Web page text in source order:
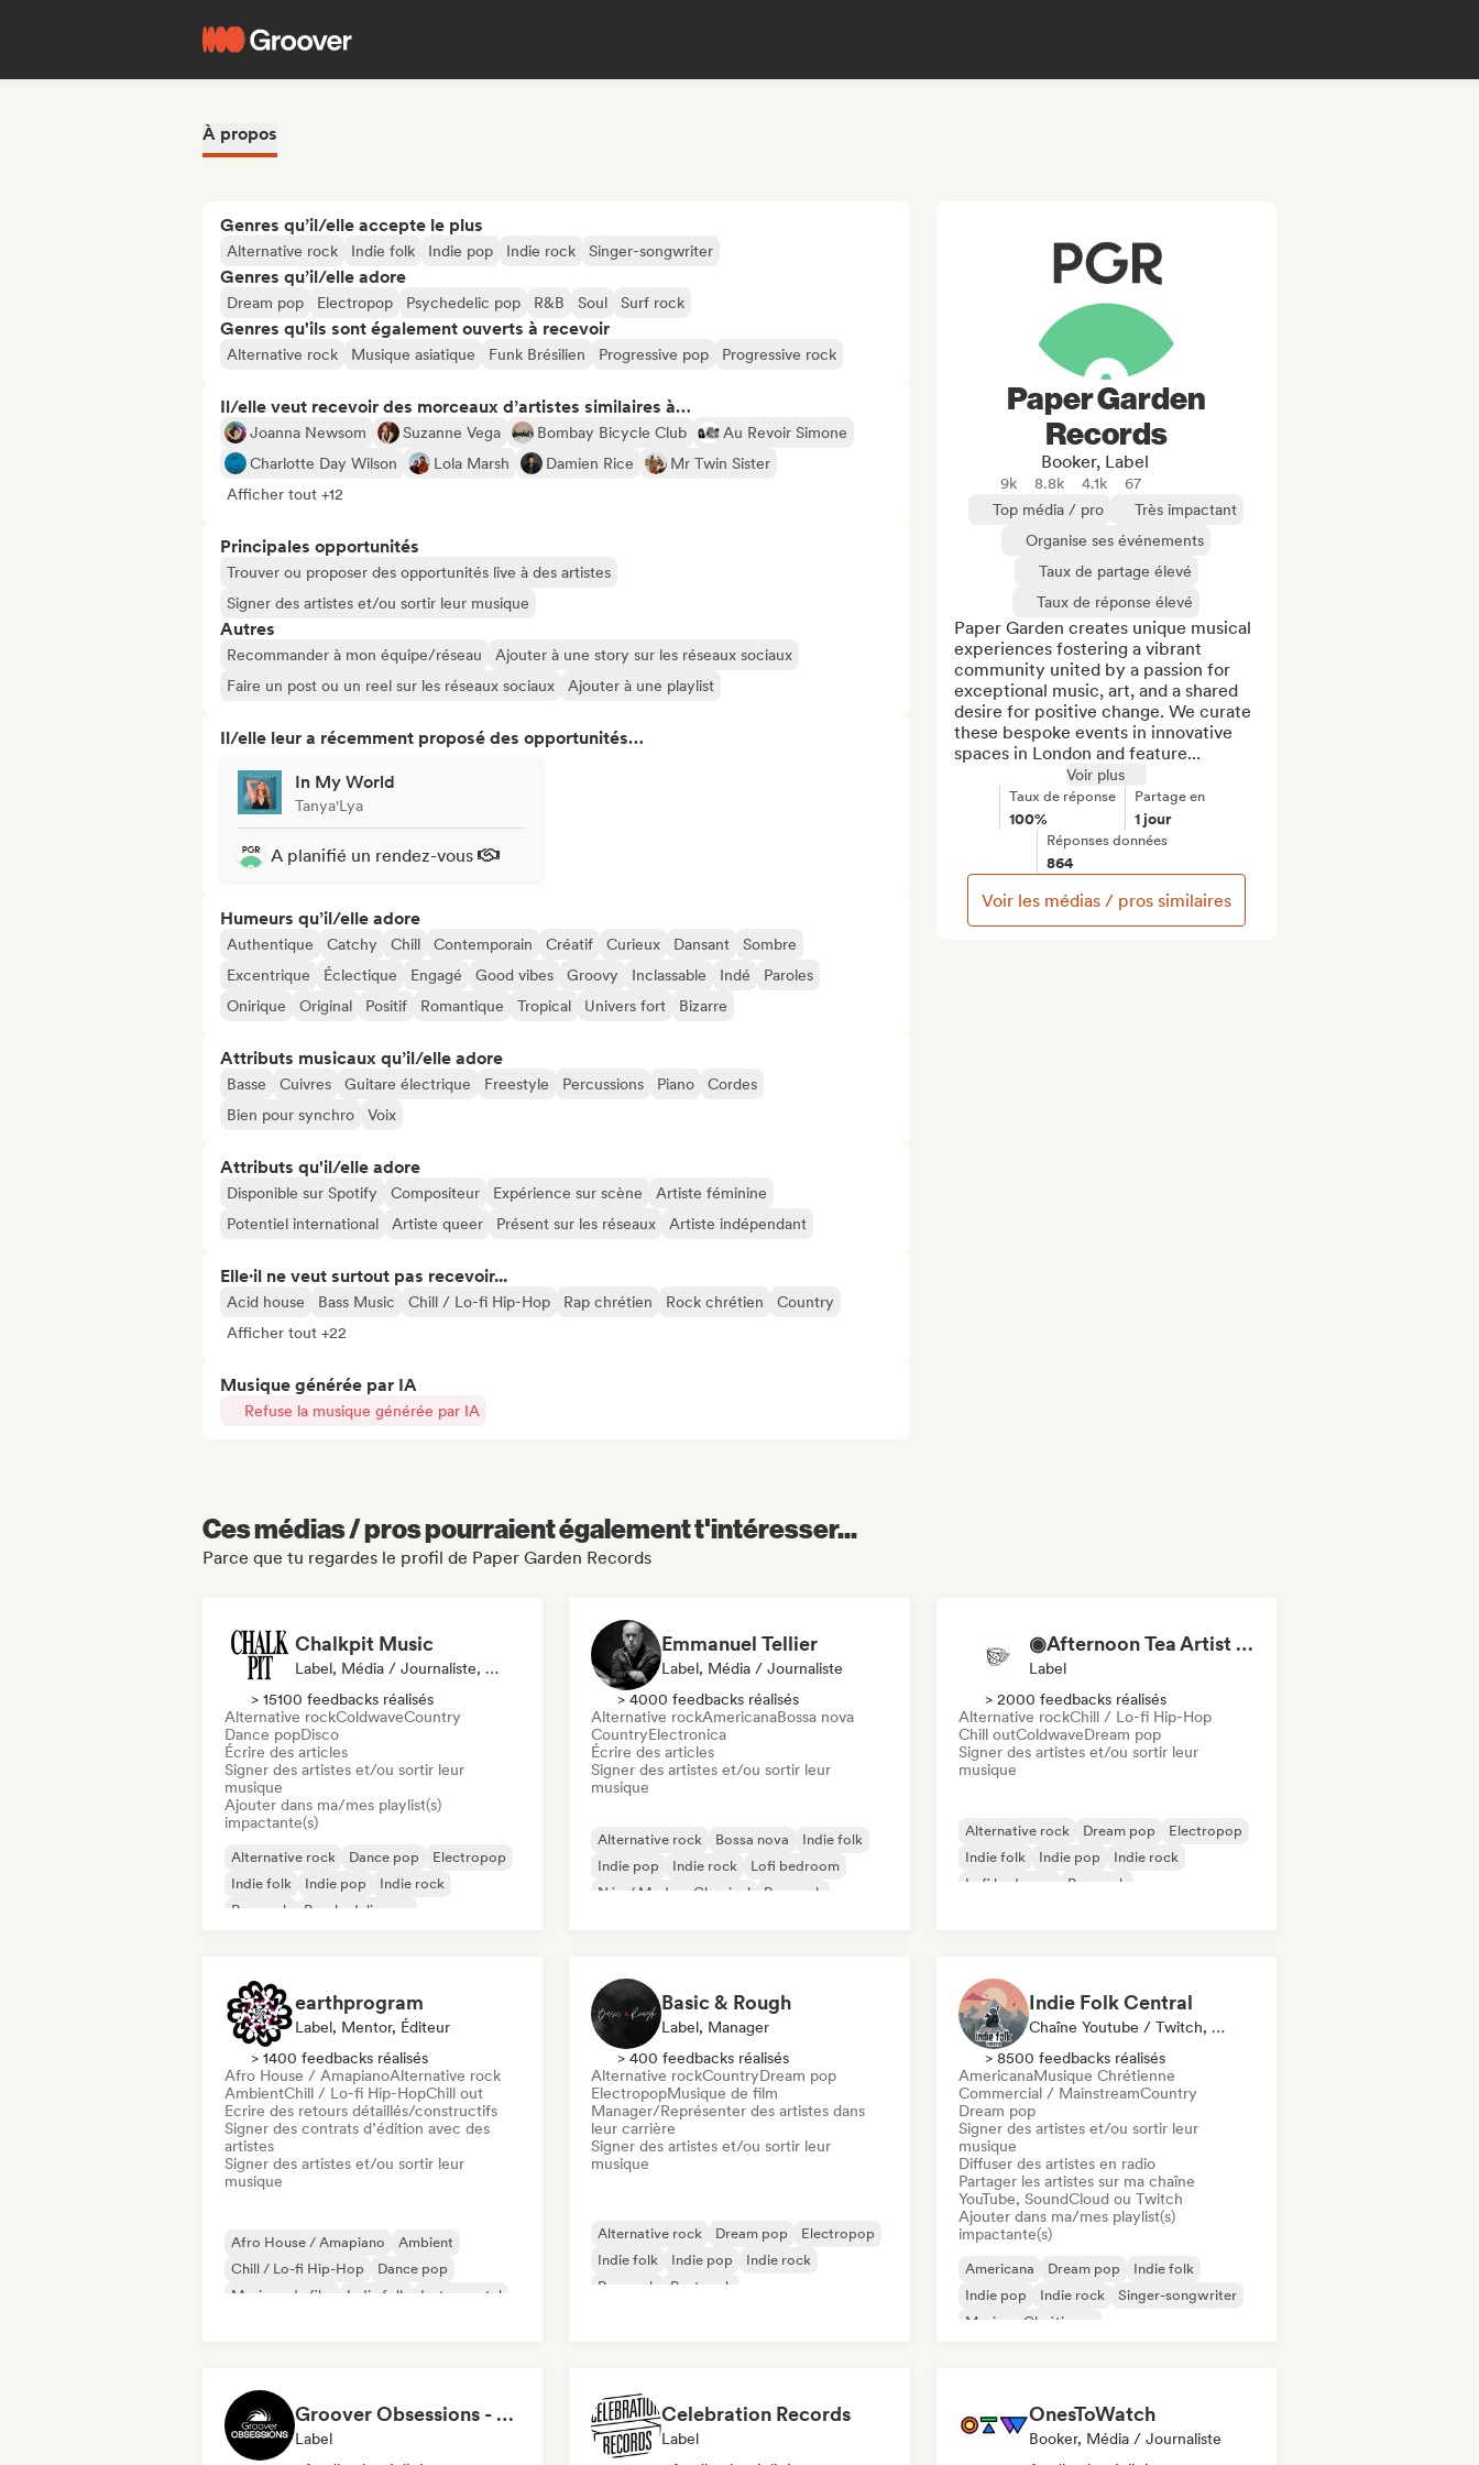
À propos
Genres qu’il/elle accepte le plus
Alternative rock Indie folk Indie pop Indie rock Singer-songwriter
Genres qu’il/elle adore
Dream pop Electropop Psychedelic pop R&B Soul Surf rock
Genres qu'ils sont également ouverts à recevoir
Alternative rock Musique asiatique Funk Brésilien Progressive pop Progressive rock
Il/elle veut recevoir des morceaux d’artistes similaires à…
Joanna Newsom Suzanne Vega Bombay Bicycle Club
Au Revoir Simone
Charlotte Day Wilson
Lola Marsh Damien Rice
Mr Twin Sister
Afficher tout +12
Principales opportunités
Trouver ou proposer des opportunités live à des artistes
Signer des artistes et/ou sortir leur musique
Autres
Recommander à mon équipe/réseau
Ajouter à une story sur les réseaux sociaux
Faire un post ou un reel sur les réseaux sociaux
Ajouter à une playlist
Il/elle leur a récemment proposé des opportunités…
In My World
Tanya'Lya
A planifié un rendez-vous
Humeurs qu’il/elle adore
Authentique Catchy Chill Contemporain Créatif Curieux Dansant
Sombre
Excentrique
Éclectique Engagé Good vibes Groovy Inclassable Indé
Paroles
Onirique
Original Positif Romantique Tropical Univers fort Bizarre
Attributs musicaux qu’il/elle adore
Basse Cuivres Guitare électrique Freestyle Percussions Piano
Cordes
Bien pour synchro
Voix
Attributs qu'il/elle adore
Disponible sur Spotify Compositeur Expérience sur scène
Artiste féminine
Potentiel international
Artiste queer Présent sur les réseaux Artiste indépendant
Elle·il ne veut surtout pas recevoir...
Acid house Bass Music Chill / Lo-fi Hip-Hop Rap chrétien Rock chrétien
Country
Afficher tout +22
Musique générée par IA
Refuse la musique générée par IA
Paper Garden
Records
Booker, Label
9k 8.8k 4.1k
67
Top média / pro
Très impactant
Organise ses événements
Taux de partage élevé
Taux de réponse élevé
Paper Garden creates unique musical
experiences fostering a vibrant
community united by a passion for
exceptional music, art, and a shared
desire for positive change. We curate
these bespoke events in innovative
spaces in London and feature...
Voir plus
Taux de réponse
100%
Partage en
1 jour
Réponses données
864
Voir les médias / pros similaires
Ces médias / pros pourraient également t'intéresser...
Parce que tu regardes le profil de Paper Garden Records
Chalkpit Music
Label, Média / Journaliste, Playlist
> 15100 feedbacks réalisés
Alternative rockColdwaveCountry
Dance popDisco
Écrire des articles
Signer des artistes et/ou sortir leur
musique
Ajouter dans ma/mes playlist(s)
impactante(s)
Alternative rock Dance pop
Electropop
Indie folk
Indie pop
Indie rock
Pop rock
Psychedelic pop
Emmanuel Tellier
Label, Média / Journaliste
> 4000 feedbacks réalisés
Alternative rockAmericanaBossa nova
CountryElectronica
Écrire des articles
Signer des artistes et/ou sortir leur
musique
Alternative rock Bossa nova
Indie folk
Indie pop
Indie rock
Lofi bedroom
Néo / Modern Classical
Pop rock
◉Afternoon Tea Artist Collective + Record Label◉
Label
> 2000 feedbacks réalisés
Alternative rockChill / Lo-fi Hip-Hop
Chill outColdwaveDream pop
Signer des artistes et/ou sortir leur
musique
Alternative rock Dream pop
Electropop
Indie folk
Indie pop
Indie rock
Lofi bedroom
Pop rock
earthprogram
Label, Mentor, Éditeur
> 1400 feedbacks réalisés
Afro House / AmapianoAlternative rock
AmbientChill / Lo-fi Hip-HopChill out
Ecrire des retours détaillés/constructifs
Signer des contrats d’édition avec des
artistes
Signer des artistes et/ou sortir leur
musique
Afro House / Amapiano
Ambient
Chill / Lo-fi Hip-Hop
Dance pop
Musique de film
Indie folk
Instrumental
Basic & Rough
Label, Manager
> 400 feedbacks réalisés
Alternative rockCountryDream pop
ElectropopMusique de film
Manager/Représenter des artistes dans
leur carrière
Signer des artistes et/ou sortir leur
musique
Alternative rock Dream pop
Electropop
Indie folk
Indie pop
Indie rock
Pop rock
Post rock
Indie Folk Central
Chaîne Youtube / Twitch, Label, Playlist, Radio
> 8500 feedbacks réalisés
AmericanaMusique Chrétienne
Commercial / MainstreamCountry
Dream pop
Signer des artistes et/ou sortir leur
musique
Diffuser des artistes en radio
Partager les artistes sur ma chaîne
YouTube, SoundCloud ou Twitch
Ajouter dans ma/mes playlist(s)
impactante(s)
Americana Dream pop
Indie folk
Indie pop
Indie rock
Singer-songwriter
Musique Chrétienne
Groover Obsessions - The Artist Accelerator
Label
Celebration Records
Label
OnesToWatch
Booker, Média / Journaliste